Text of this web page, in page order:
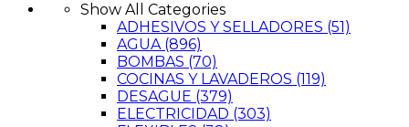
Show All Categories
ADHESIVOS Y SELLADORES (51)
AGUA (896)
BOMBAS (70)
COCINAS Y LAVADEROS (119)
DESAGUE (379)
ELECTRICIDAD (303)